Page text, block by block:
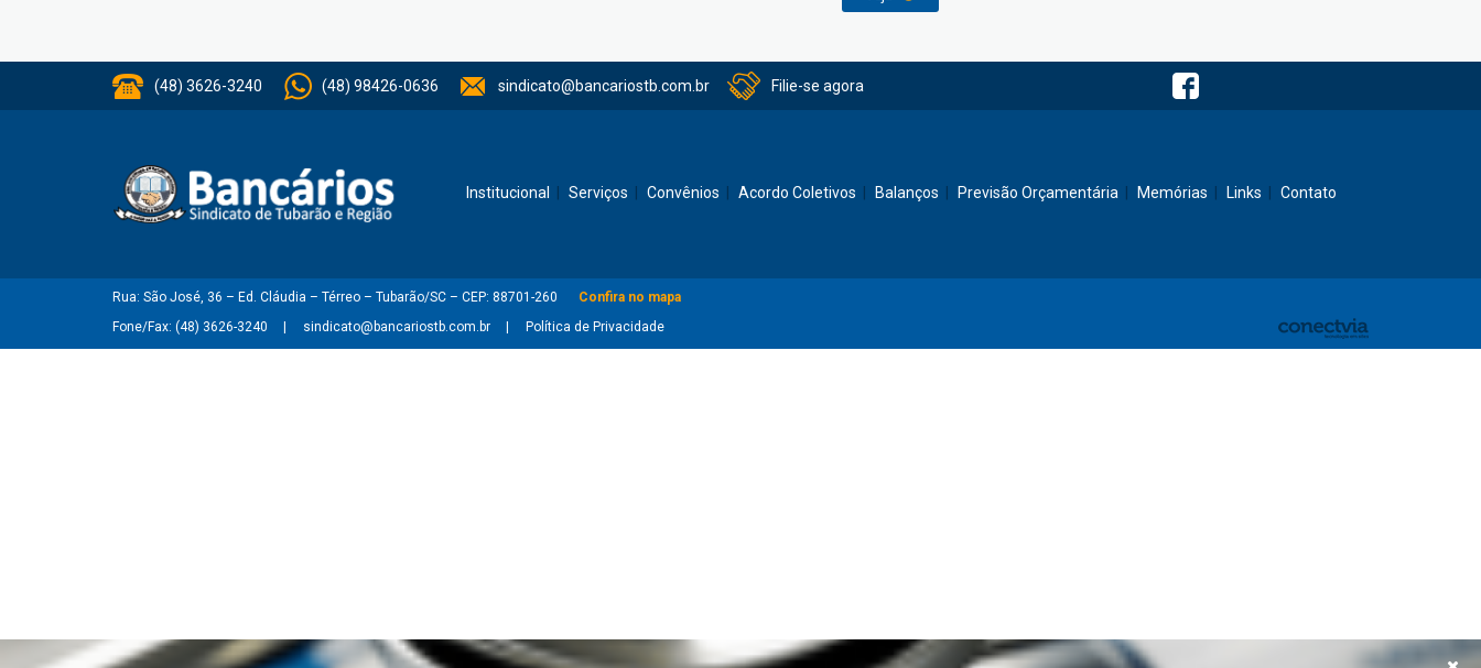
(48) 3626-3240 (48) 98426-0636 sindicato@bancariostb.com.br Filie-se agora
Institucional Serviços Convênios Acordo Coletivos Balanços Previsão Orçamentária Memórias Links Contato
Rua: São José, 36 – Ed. Cláudia – Térreo – Tubarão/SC – CEP: 88701-260
Confira no mapa
Fone/Fax: (48) 3626-3240
sindicato@bancariostb.com.br Política de Privacidade